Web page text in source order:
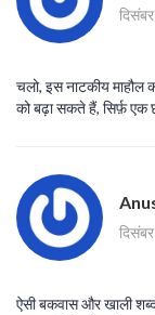
चलो, इस नाटकीय माहौल
को बढ़ा सकते हैं, सिर्फ़ एक
ऐसी बकवास और खाली